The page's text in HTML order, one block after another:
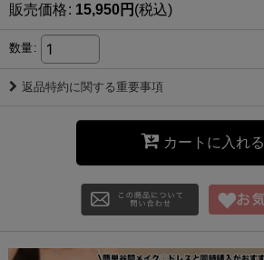
販売価格: 15,950円 (税込)
数量:
返品特約に関する重要事項
カートに入れる